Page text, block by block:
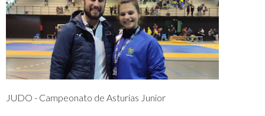
JUDO - Campeonato de Asturias Junior